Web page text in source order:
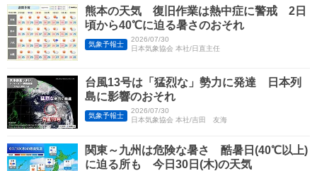
熊本の天気 復旧作業は熱中症に警戒 2日
頃から40℃に迫る暑さのおそれ
気象予報士
2026/07/30
日本気象協会 本社/日直主任
台風13号は「猛烈な」勢力に発達 日本列
島に影響のおそれ
気象予報士
2026/07/30
日本気象協会 本社/吉田 友海
関東～九州は危険な暑さ 酷暑日(40℃以上)
に迫る所も 今日30日(木)の天気